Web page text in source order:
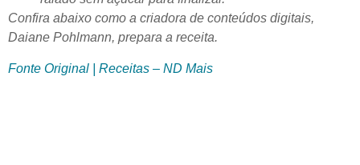
Confira abaixo como a criadora de conteúdos digitais,
Daiane Pohlmann, prepara a receita.
Fonte Original | Receitas – ND Mais